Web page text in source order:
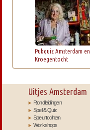
Pubquiz Amsterdam en
Kroegentocht
Uitjes Amsterdam
Rondleidingen
Spel & Quiz
Speurtochten
Workshops